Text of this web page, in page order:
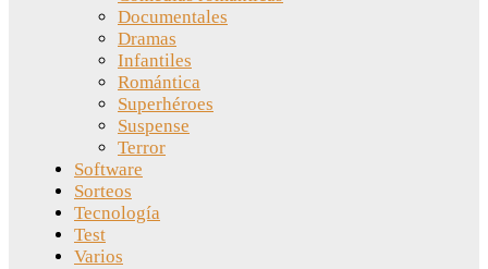
Documentales
Dramas
Infantiles
Romántica
Superhéroes
Suspense
Terror
Software
Sorteos
Tecnología
Test
Varios